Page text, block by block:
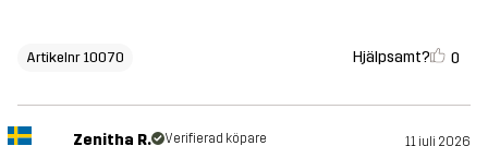
Artikelnr 10070 Hjälpsamt? 0
Zenitha R. Verifierad köpare 11 juli 2026